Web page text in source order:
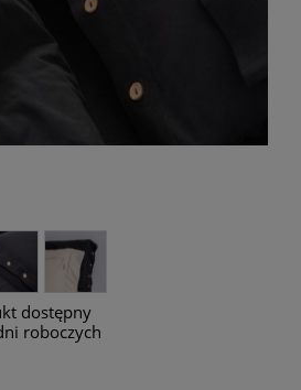
dostępny
roboczych